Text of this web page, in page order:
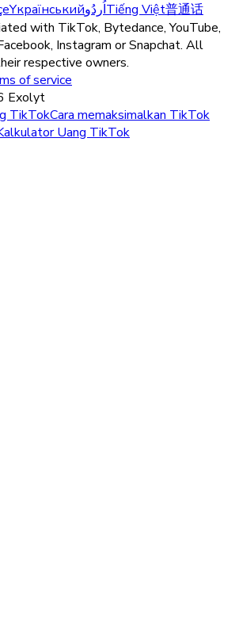
YкраїнськийاُردُوTiếng Việt普通话
with TikTok, Bytedance, YouTube,
Instagram or Snapchat. All
respective owners.
of service
Exolyt
TikTokCara memaksimalkan TikTok
Uang TikTok